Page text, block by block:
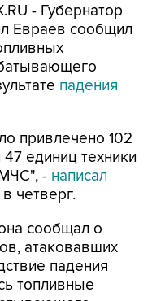
- Губернатор
Евраев сообщил
падения
привлечено 102
единиц техники
- написал
четверг.
сообщал о
атаковавших
падения
топливные